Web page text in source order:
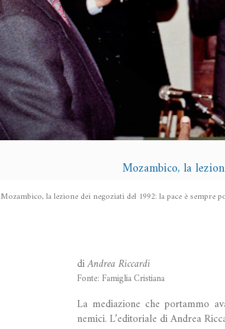
Mozambico, la
Mozambico, la lezione dei negoziati del 1992: la pace è sempre
diAndrea Riccardi
Fonte: Famiglia Cristiana
La mediazione che portammo
nemici. L’editoriale di Andrea